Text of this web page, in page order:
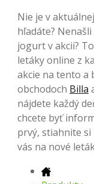
Nie je v
hľadáte?
jogurt v akcii?
letáky online z
akcie na tento a
obchodoch Billa
nájdete každý
chcete byť
prvý, stiahnite si
vás na nové